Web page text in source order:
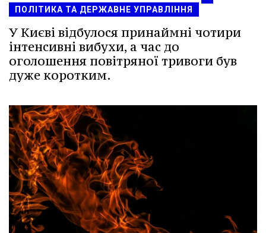
ПОЛІТИКА ТА ДЕРЖАВНЕ УПРАВЛІННЯ
У Києві відбулося принаймні чотири
інтенсивні вибухи, а час до
оголошення повітряної тривоги був
дуже коротким.